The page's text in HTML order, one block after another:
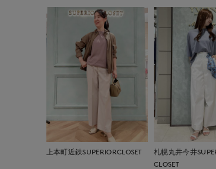
上本町近鉄SUPERIORCLOSET
札幌丸井今井
CLOSET